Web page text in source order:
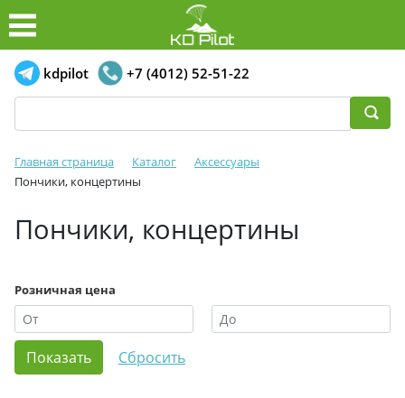
kdpilot +7 (4012) 52-51-22
Главная страница Каталог
Аксессуары
Пончики, концертины
Пончики, концертины
Розничная цена